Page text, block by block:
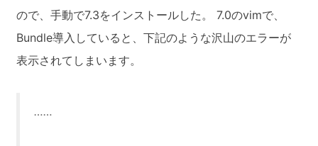
ので、手動で7.3をインストールした。 7.0のvimで、
Bundle導入していると、下記のような沢山のエラーが
表示されてしまいます。
……